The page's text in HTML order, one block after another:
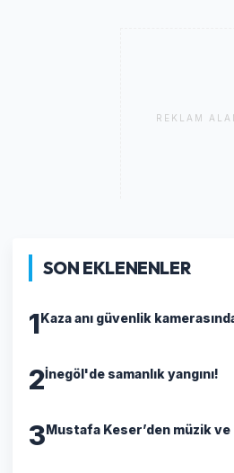
REKLAM
SON EKLENENLER
1Kaza anı güvenlik
2İnegöl'de samanlık yangını!
3Mustafa Keser’den müzik